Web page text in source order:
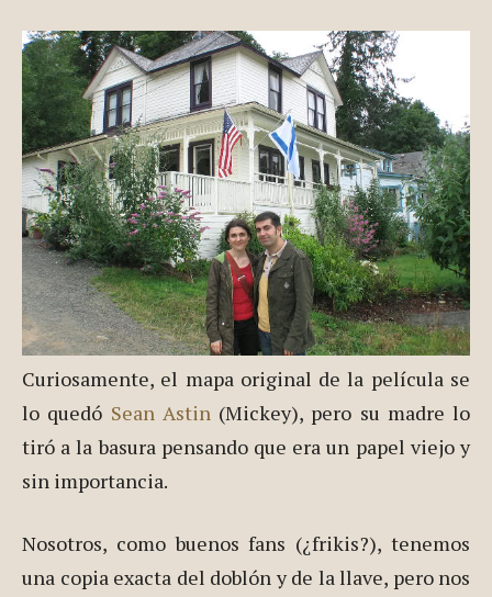
Curiosamente, el mapa original de la película se
lo quedó Sean Astin(Mickey), pero su madre lo
tiró a la basura pensando que era un papel viejo y
sin importancia.
Nosotros, como buenos fans (¿frikis?), tenemos
una copia exacta del doblón y de la llave, pero nos